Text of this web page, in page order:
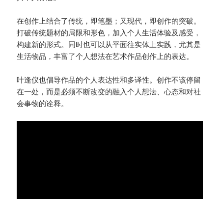
在创作上结合了传统，即笔墨；又现代，即创作的突破。
打破传统题材的局限和形色，加入个人生活体验及感受，
构建新的形式。同时也可以从平面往实体上实践，尤其是
生活物品，丰富了个人想法在艺术作品创作上的表达。
叶逢仪也倡导作品的个人表达性和多译性。创作不该停留
在一处，而是必须不断改变的融入个人想法、心态和对社
会事物的诠释。